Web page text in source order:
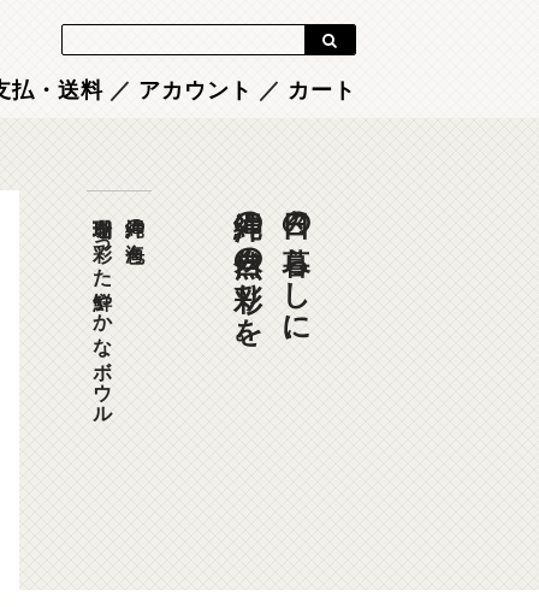
払・送料 ／ アカウント ／ カート
日々の暮らしに、
沖縄の自然の彩りを。
沖縄の海色
珊瑚を彩った鮮やかなボウル